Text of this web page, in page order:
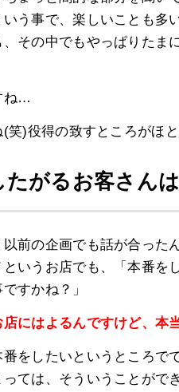
う事で、楽しいことも多
その中でもやっぱりたま
ね…
(笑)役得の致すところがほ
たがるお客さん
以前の企画でも話が合った
いうお店でも、「本番を
すかね？」
店にはよるんですけど、本
番をしたいというところで
ては、そういうことがで